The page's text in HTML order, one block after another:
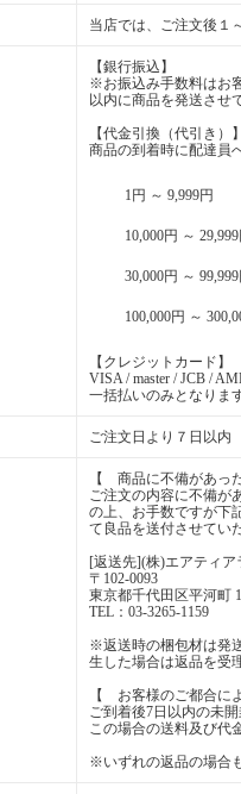
当店では、ご注文後１
【銀行振込】
※お振込み手数料はお
以内に商品を発送させ
【代金引換（代引き）】
商品の到着時に配達員
1円 ～ 9,999円
10,000円 ～ 29,999
30,000円 ～ 99,999
100,000円 ～
【クレジットカード】
VISA / master / JCB /
一括払いのみとなります
ご注文日より７日以内
【 商品に不備があっ
ご注文の内容に不備が
の上、お手数ですが下
て良品を送付させてい
[返送先](株)エアティア
〒102-0093
東京都千代田区平河町
TEL：03-3265-1159
※返送時の梱包材は発
生した場合は返品を受
【 お客様のご都合に
ご到着後7日以内の未
この場合の送料及び代
※いずれの返品の場合